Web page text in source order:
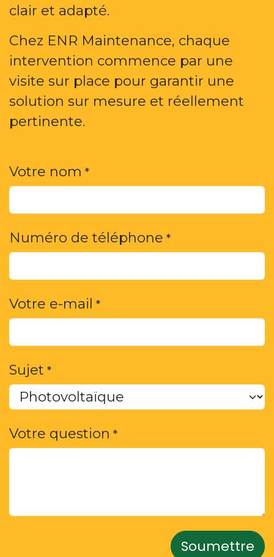
clair et adapté.
Chez ENR Maintenance, chaque
intervention commence par une
visite sur place pour garantir une
solution sur mesure et réellement
pertinente.
Votre nom *
Numéro de téléphone *
Votre e-mail *
Sujet *
Votre question *
Soumettre